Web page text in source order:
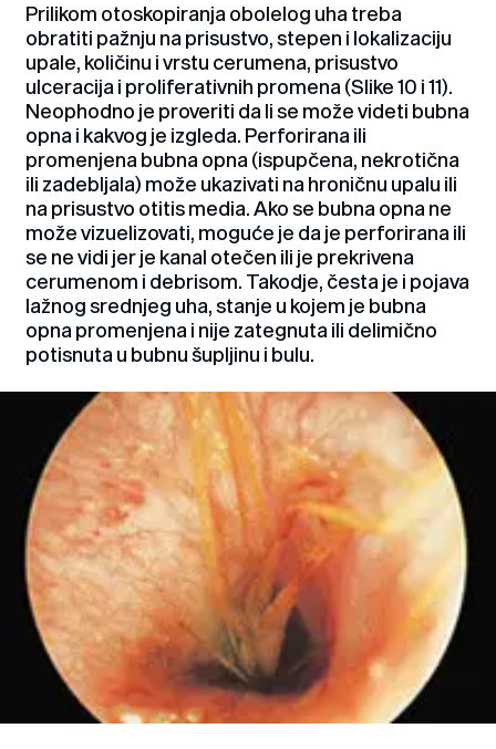
Prilikom otoskopiranja obolelog uha treba
obratiti pažnju na prisustvo, stepen i lokalizaciju
upale, količinu i vrstu cerumena, prisustvo
ulceracija i proliferativnih promena (Slike 10 i 11).
Neophodno je proveriti da li se može videti bubna
opna i kakvog je izgleda. Perforirana ili
promenjena bubna opna (ispupčena, nekrotična
ili zadebljala) može ukazivati na hroničnu upalu ili
na prisustvo otitis media. Ako se bubna opna ne
može vizuelizovati, moguće je da je perforirana ili
se ne vidi jer je kanal otečen ili je prekrivena
cerumenom i debrisom. Takodje, česta je i pojava
lažnog srednjeg uha, stanje u kojem je bubna
opna promenjena i nije zategnuta ili delimično
potisnuta u bubnu šupljinu i bulu.